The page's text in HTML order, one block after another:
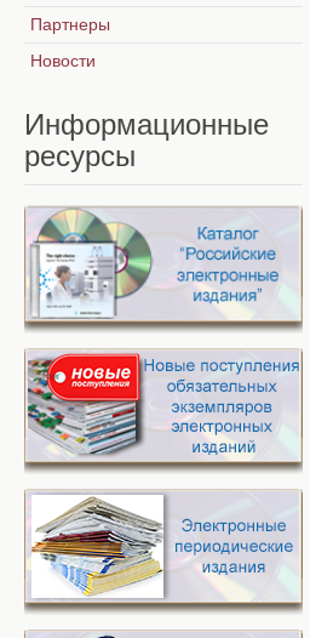
Партнеры
Новости
Информационные
ресурсы